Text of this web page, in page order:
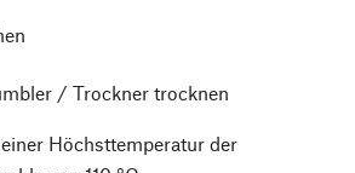
/ Trockner trocknen
Höchsttemperatur der